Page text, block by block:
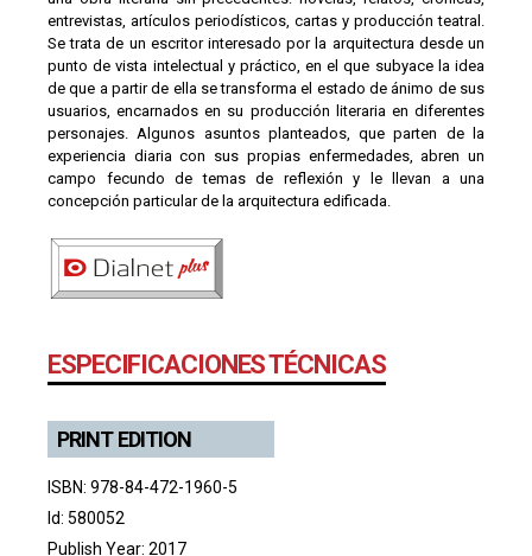
entrevistas, artículos periodísticos, cartas y producción teatral.
Se trata de un escritor interesado por la arquitectura desde un
punto de vista intelectual y práctico, en el que subyace la idea
de que a partir de ella se transforma el estado de ánimo de sus
usuarios, encarnados en su producción literaria en diferentes
personajes. Algunos asuntos planteados, que parten de la
experiencia diaria con sus propias enfermedades, abren un
campo fecundo de temas de reflexión y le llevan a una
concepción particular de la arquitectura edificada.
ESPECIFICACIONES TÉCNICAS
PRINT EDITION
ISBN: 978-84-472-1960-5
Id: 580052
Publish Year: 2017